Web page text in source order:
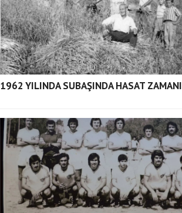
1962 YILINDA SUBAŞINDA HASAT ZAMANI